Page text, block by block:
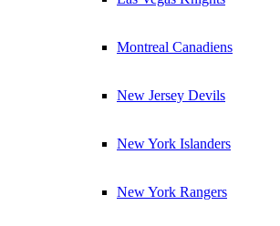
Montreal Canadiens
New Jersey Devils
New York Islanders
New York Rangers